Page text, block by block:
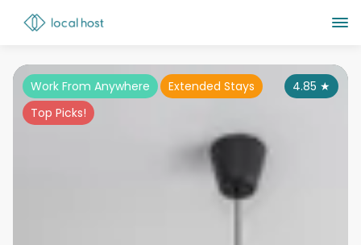
4.85 ★
Work From Anywhere
Extended Stays
Top Picks!